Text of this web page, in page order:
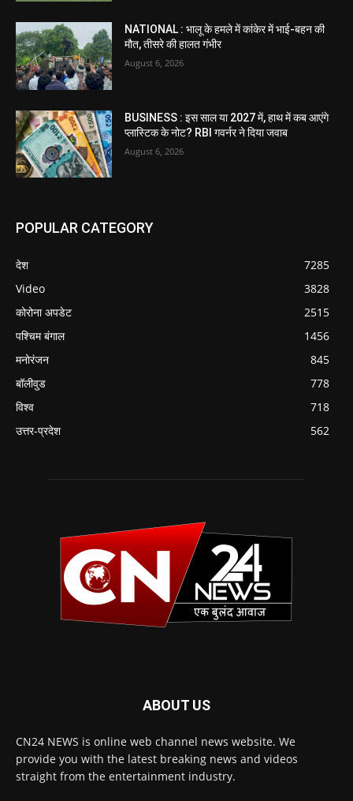
NATIONAL : भालू के हमले में कांकेर में भाई-बहन की
मौत, तीसरे की हालत गंभीर
August 6, 2026
BUSINESS : इस साल या 2027 में, हाथ में कब आएंगे
प्लास्टिक के नोट? RBI गवर्नर ने दिया जवाब
August 6, 2026
POPULAR CATEGORY
देश
7285
Video
3828
कोरोना अपडेट
2515
पश्चिम बंगाल
1456
मनोरंजन
845
बॉलीवुड
778
विश्व
718
उत्तर-प्रदेश
562
ABOUT US
CN24 NEWS is online web channel news website. We
provide you with the latest breaking news and videos
straight from the entertainment industry.